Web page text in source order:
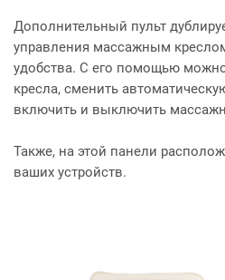
Дополнительный пульт
управления массажным
удобства. С его помощью
кресла, сменить
включить и выключить
Также, на этой панели
ваших устройств.